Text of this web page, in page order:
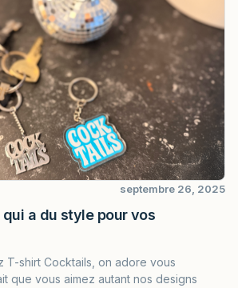
septembre 26, 2025
a du style pour vos
T-shirt Cocktails, on adore vous
que vous aimez autant nos designs